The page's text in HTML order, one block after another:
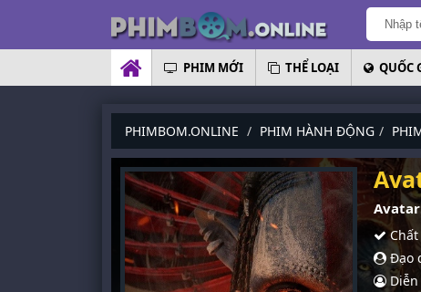
PHIM MỚI THỂ LOẠI QUỐC
PHIMBOM.ONLINE PHIM HÀNH ĐỘNG
Đạo